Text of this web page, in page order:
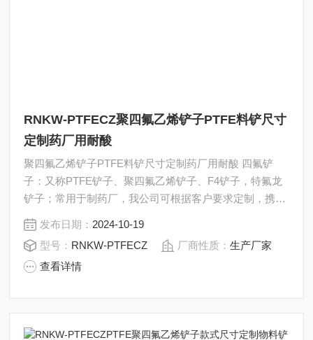
RNKW-PTFECZ聚四氟乙烯铲子PTFE料铲尺寸
定制药厂用耐酸
聚四氟乙烯铲子PTFE料铲尺寸定制药厂用耐酸 四氟铲
子：又称PTFE铲子、聚四氟乙烯铲子、F4铲子，特氟龙
铲子；常用于制药厂，我公司可根据客户要求定制，携带
手柄和杆部的长度均可定制。
发布日期： 2024-10-19
型号： RNKW-PTFECZ 厂商性质：生产厂家
查看详情